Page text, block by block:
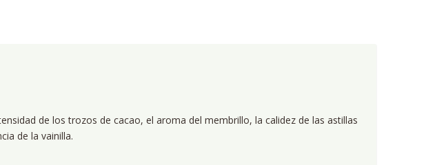
de los trozos de cacao, el aroma del membrillo, la calidez de las astillas
de la vainilla.